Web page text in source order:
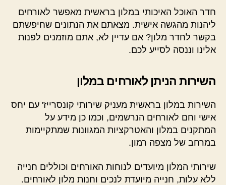
חדר האוכל האיכותי במלון בראשית מאפשר לאורחים
ליהנות מהגשה אישית. מצאתם את הנתונים שחיפשתם
בקשר לחדר מלון? אם עדיין לא, אתם מוזמנים לפנות
אלינו וננסה לסייע לכם.
השירות הניתן לאורחים במלון
השירות במלון בראשית מעניק שירותי קונסרייז' עם יחס
אישי וחם לאורחים הנרשמים, וכמו כן מידע על
המתקנים במלון והאטרקציות המגוונות שמתקיימות
במרחב של מצפה רמון.
שירותי המלון מיועדים לנוחות האורחים וכוללים חנייה
ללא עלות, חנייה מיועדת לנכים וחנות מלון לאורחים.